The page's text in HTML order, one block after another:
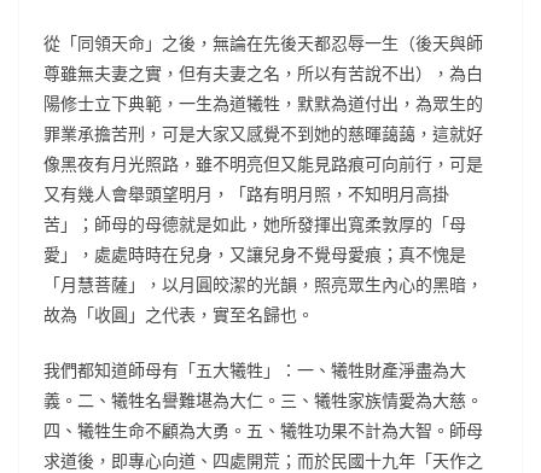
從「同領天命」之後，無論在先後天都忍辱一生（後天與師
尊雖無夫妻之實，但有夫妻之名，所以有苦說不出），為白
陽修士立下典範，一生為道犧牲，默默為道付出，為眾生的
罪業承擔苦刑，可是大家又感覺不到她的慈暉藹藹，這就好
像黑夜有月光照路，雖不明亮但又能見路痕可向前行，可是
又有幾人會舉頭望明月，「路有明月照，不知明月高掛
苦」；師母的母德就是如此，她所發揮出寬柔敦厚的「母
愛」，處處時時在兒身，又讓兒身不覺母愛痕；真不愧是
「月慧菩薩」，以月圓皎潔的光韻，照亮眾生內心的黑暗，
故為「收圓」之代表，實至名歸也。
我們都知道師母有「五大犧牲」：一、犧牲財產淨盡為大
義。二、犧牲名譽難堪為大仁。三、犧牲家族情愛為大慈。
四、犧牲生命不顧為大勇。五、犧牲功果不計為大智。師母
求道後，即專心向道、四處開荒；而於民國十九年「天作之